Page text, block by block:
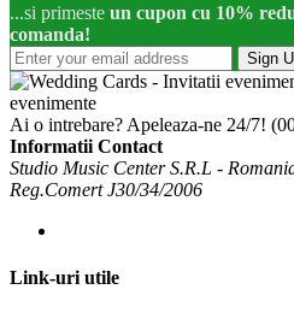
...si primeste un cupon cu 10%
comanda!
Sign
Ai o intrebare? Apeleaza-ne 24/7!
Informatii Contact
Studio Music Center S.R.L -
Reg.Comert J30/34/2006
Link-uri utile